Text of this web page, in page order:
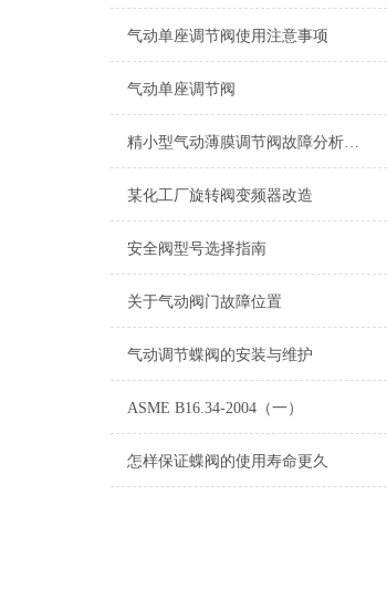
气动单座调节阀使用注意事项
气动单座调节阀
精小型气动薄膜调节阀故障分析与维修
某化工厂旋转阀变频器改造
安全阀型号选择指南
关于气动阀门故障位置
气动调节蝶阀的安装与维护
ASME B16.34-2004（一）
怎样保证蝶阀的使用寿命更久